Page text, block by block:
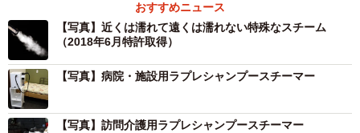
おすすめニュース
【写真】近くは濡れて遠くは濡れない特殊なスチーム
（2018年6月特許取得）
【写真】病院・施設用ラプレシャンプースチーマー
【写真】訪問介護用ラプレシャンプースチーマー